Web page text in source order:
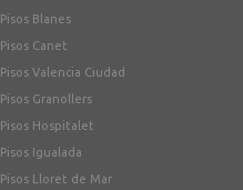
Pisos Blanes
Pisos Canet
Pisos Valencia Ciudad
Pisos Granollers
Pisos Hospitalet
Pisos Igualada
Pisos Lloret de Mar